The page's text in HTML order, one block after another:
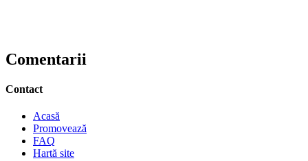
Comentarii
Contact
Acasă
Promovează
FAQ
Hartă site